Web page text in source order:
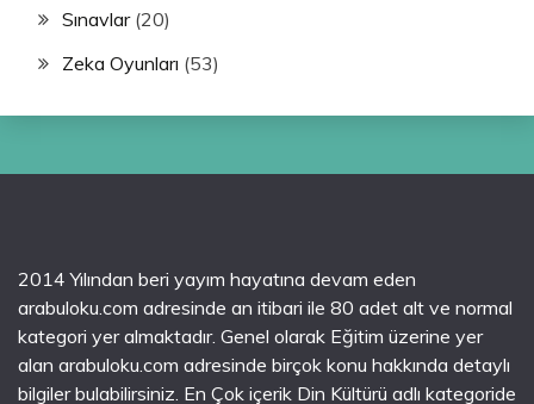
Sınavlar(20)
Zeka Oyunları (53)
2014 Yılından beri yayım hayatına devam eden
arabuloku.com adresinde an itibari ile 80 adet alt ve normal
kategori yer almaktadır. Genel olarak Eğitim üzerine yer
alan arabuloku.com adresinde birçok konu hakkında detaylı
bilgiler bulabilirsiniz. En Çok içerik Din Kültürü adlı kategoride